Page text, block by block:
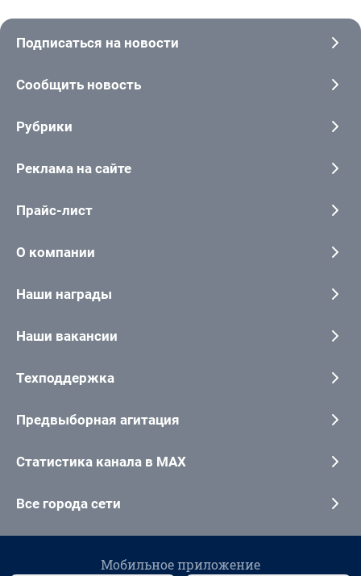
Подписаться на новости
Сообщить новость
Рубрики
Реклама на сайте
Прайс-лист
О компании
Наши награды
Наши вакансии
Техподдержка
Предвыборная агитация
Статистика канала в MAX
Все города сети
Мобильное приложение